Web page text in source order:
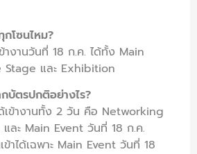
กโซนไหม?
างานวันที่ 18 ก.ค. ได้ทั้ง Main
และ Exhibition
บัตรปกติอย่างไร?
ข้างานทั้ง 2 วัน คือ Networking
ละ Main Event วันที่ 18 ก.ค.
าได้เฉพาะ Main Event วันที่ 18